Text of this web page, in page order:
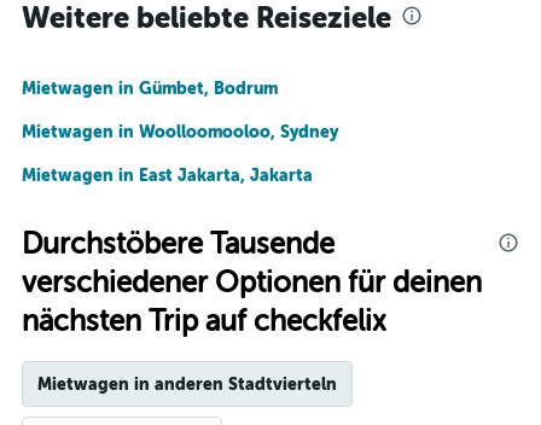
Weitere beliebte Reiseziele
Mietwagen in Gümbet, Bodrum
Mietwagen in Woolloomooloo, Sydney
Mietwagen in East Jakarta, Jakarta
Durchstöbere Tausende
verschiedener Optionen für deinen
nächsten Trip auf checkfelix
Mietwagen in anderen Stadtvierteln